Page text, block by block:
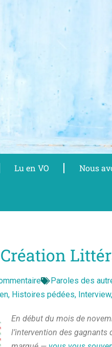
Lu en VO Nous
Paroles des
, Histoires pédées, Interview,
En début du mois de
l’intervention des gagnants